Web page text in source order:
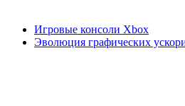
Игровые консоли Xbox
Эволюция графических